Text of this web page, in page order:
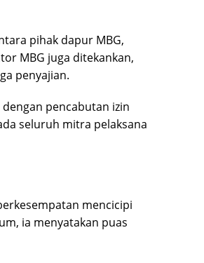
pihak dapur MBG,
MBG juga ditekankan,
penyajian.
pencabutan izin
seluruh mitra pelaksana
mencicipi
ia menyatakan puas